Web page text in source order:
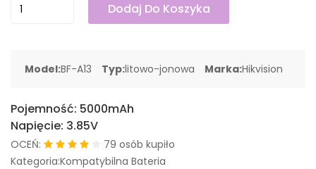
Dodaj Do Koszyka
Model:BF-A13 Typ:litowo-jonowa Marka:Hikvision
Pojemność: 5000mAh
Napięcie: 3.85V
OCEŃ:
79 osób kupiło
Kategoria:Kompatybilna Bateria